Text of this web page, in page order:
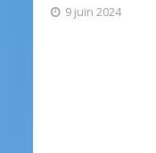
9 juin 2024